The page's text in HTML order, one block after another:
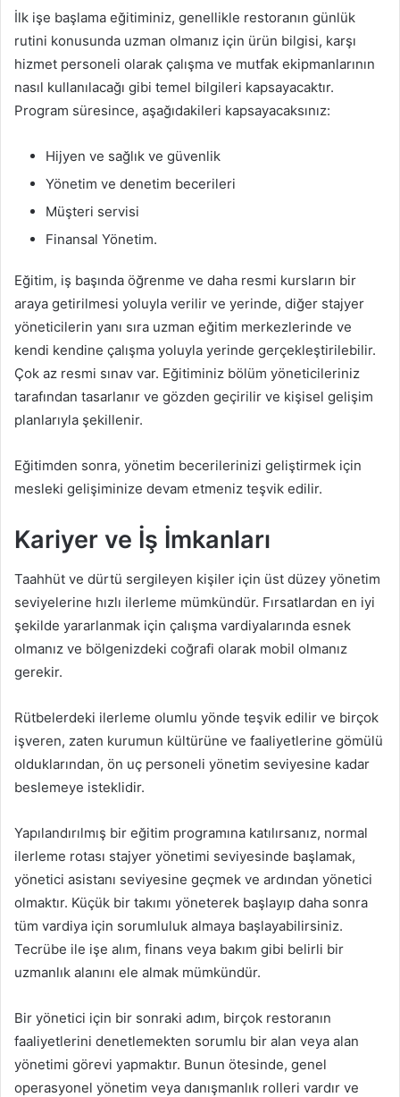
İlk işe başlama eğitiminiz, genellikle restoranın günlük
rutini konusunda uzman olmanız için ürün bilgisi, karşı
hizmet personeli olarak çalışma ve mutfak ekipmanlarının
nasıl kullanılacağı gibi temel bilgileri kapsayacaktır.
Program süresince, aşağıdakileri kapsayacaksınız:
Hijyen ve sağlık ve güvenlik
Yönetim ve denetim becerileri
Müşteri servisi
Finansal Yönetim.
Eğitim, iş başında öğrenme ve daha resmi kursların bir
araya getirilmesi yoluyla verilir ve yerinde, diğer stajyer
yöneticilerin yanı sıra uzman eğitim merkezlerinde ve
kendi kendine çalışma yoluyla yerinde gerçekleştirilebilir.
Çok az resmi sınav var. Eğitiminiz bölüm yöneticileriniz
tarafından tasarlanır ve gözden geçirilir ve kişisel gelişim
planlarıyla şekillenir.
Eğitimden sonra, yönetim becerilerinizi geliştirmek için
mesleki gelişiminize devam etmeniz teşvik edilir.
Kariyer ve İş İmkanları
Taahhüt ve dürtü sergileyen kişiler için üst düzey yönetim
seviyelerine hızlı ilerleme mümkündür. Fırsatlardan en iyi
şekilde yararlanmak için çalışma vardiyalarında esnek
olmanız ve bölgenizdeki coğrafi olarak mobil olmanız
gerekir.
Rütbelerdeki ilerleme olumlu yönde teşvik edilir ve birçok
işveren, zaten kurumun kültürüne ve faaliyetlerine gömülü
olduklarından, ön uç personeli yönetim seviyesine kadar
beslemeye isteklidir.
Yapılandırılmış bir eğitim programına katılırsanız, normal
ilerleme rotası stajyer yönetimi seviyesinde başlamak,
yönetici asistanı seviyesine geçmek ve ardından yönetici
olmaktır. Küçük bir takımı yöneterek başlayıp daha sonra
tüm vardiya için sorumluluk almaya başlayabilirsiniz.
Tecrübe ile işe alım, finans veya bakım gibi belirli bir
uzmanlık alanını ele almak mümkündür.
Bir yönetici için bir sonraki adım, birçok restoranın
faaliyetlerini denetlemekten sorumlu bir alan veya alan
yönetimi görevi yapmaktır. Bunun ötesinde, genel
operasyonel yönetim veya danışmanlık rolleri vardır ve